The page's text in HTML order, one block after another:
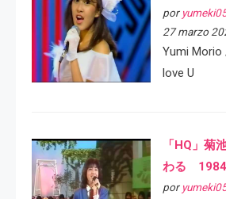
por
27 marzo
Yumi Morio
love U
「HQ」
わる
por